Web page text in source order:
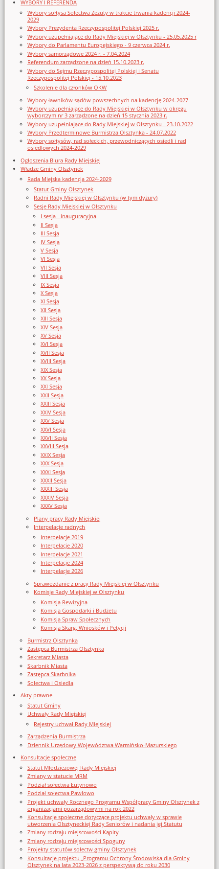
WYBORY I REFERENDA
Wybory sołtysa Sołectwa Zezuty w trakcie trwania kadencji 2024-
2029
Wybory Prezydenta Rzeczypospolitej Polskiej 2025 r.
Wybory uzupełniające do Rady Miejskiej w Olsztynku - 25.05.2025 r
Wybory do Parlamentu Europejskiego - 9 czerwca 2024 r.
Wybory samorządowe 2024 r. - 7.04.2024
Referendum zarządzone na dzień 15.10.2023 r.
Wybory do Sejmu Rzeczypospolitej Polskiej i Senatu
Rzeczypospolitej Polskiej - 15.10.2023
Szkolenie dla członków OKW
Wybory ławników sądów powszechnych na kadencję 2024-2027
Wybory uzupełniające do Rady Miejskiej w Olsztynku w okręgu
wyborczym nr 3 zarządzone na dzień 15 stycznia 2023 r.
Wybory uzupełniające do Rady Miejskiej w Olsztynku - 23.10.2022
Wybory Przedterminowe Burmistrza Olsztynka - 24.07.2022
Wybory sołtysów, rad sołeckich, przewodniczących osiedli i rad
osiedlowych 2024-2029
Ogłoszenia Biura Rady Miejskiej
Władze Gminy Olsztynek
Rada Miejska kadencja 2024-2029
Statut Gminy Olsztynek
Radni Rady Miejskiej w Olsztynku (w tym dyżury)
Sesje Rady Miejskiej w Olsztynku
I sesja - inauguracyjna
II Sesja
III Sesja
IV Sesja
V Sesja
VI Sesja
VII Sesja
VIII Sesja
IX Sesja
X Sesja
XI Sesja
XII Sesja
XIII Sesja
XIV Sesja
XV Sesja
XVI Sesja
XVII Sesja
XVIII Sesja
XIX Sesja
XX Sesja
XXI Sesja
XXII Sesja
XXIII Sesja
XXIV Sesja
XXV Sesja
XXVI Sesja
XXVII Sesja
XXVIII Sesja
XXIX Sesja
XXX Sesja
XXXI Sesja
XXXII Sesja
XXXIII Sesja
XXXIV Sesja
XXXV Sesja
Plany pracy Rady Miejskiej
Interpelacje radnych
Interpelacje 2019
Interpelacje 2020
Interpelacje 2021
Interpelacje 2024
Interpelacje 2026
Sprawozdanie z pracy Rady Miejskiej w Olsztynku
Komisje Rady Miejskiej w Olsztynku
Komisja Rewizyjna
Komisja Gospodarki i Budżetu
Komisja Spraw Społecznych
Komisja Skarg, Wniosków i Petycji
Burmistrz Olsztynka
Zastępca Burmistrza Olsztynka
Sekretarz Miasta
Skarbnik Miasta
Zastępca Skarbnika
Sołectwa i Osiedla
Akty prawne
Statut Gminy
Uchwały Rady Miejskiej
Rejestry uchwał Rady Miejskiej
Zarządzenia Burmistrza
Dziennik Urzędowy Województwa Warmińsko-Mazurskiego
Konsultacje społeczne
Statut Młodzieżowej Rady Miejskiej
Zmiany w statucie MRM
Podział sołectwa Łutynowo
Podział sołectwa Pawłowo
Projekt uchwały Rocznego Programu Współpracy Gminy Olsztynek z
organizacjami pozarządowymi na rok 2022
Konsultacje społeczne dotyczące projektu uchwały w sprawie
utworzenia Olsztyneckiej Rady Seniorów i nadania jej Statutu
Zmiany rodzaju miejscowości Kąpity
Zmiany rodzaju miejscowości Spoguny
Projekty statutów sołectw gminy Olsztynek
Konsultacje projektu „Programu Ochrony Środowiska dla Gminy
Olsztynek na lata 2023-2026 z perspektywą do roku 2030